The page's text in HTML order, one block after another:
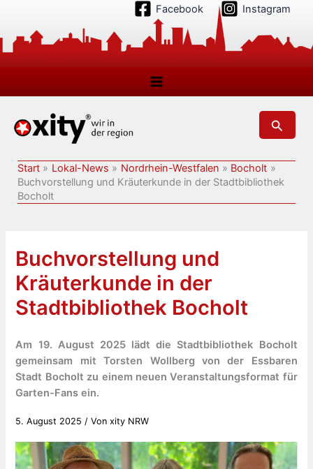
springen
Facebook Instagram
Suchen
Start Lokal-News Nordrhein-Westfalen
Bocholt
Buchvorstellung und Kräuterkunde in der Stadtbibliothek
Bocholt
Buchvorstellung und
Kräuterkunde in der
Stadtbibliothek Bocholt
Am 19. August 2025 lädt die Stadtbibliothek Bocholt
gemeinsam mit Torsten Wollberg von der Essbaren
Stadt Bocholt zu einem neuen Veranstaltungsformat für
Garten-Fans ein.
5. August 2025 / Vonxity NRW